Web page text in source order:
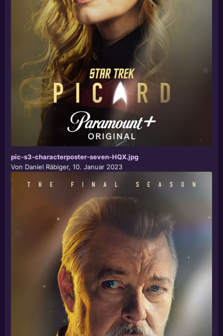
pic-s3-characterposter-seven-HQX.jpg
Von Daniel Räbiger, 10. Januar 2023